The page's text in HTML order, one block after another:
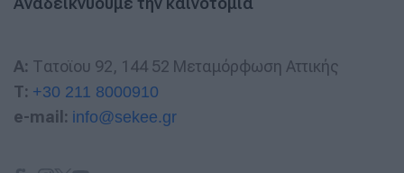
A: Τατοϊου 92, 144 52 Μεταμόρφωση Αττικής
T: +30 211 8000910
e-mail: info@sekee.gr